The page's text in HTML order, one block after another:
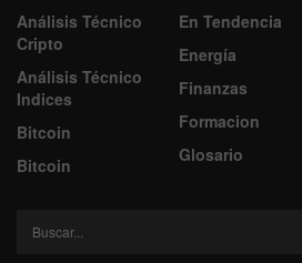
Análisis Técnico
Cripto
Análisis Técnico
Indices
Bitcoin
Bitcoin
En Tendencia
Energía
Finanzas
Formacion
Glosario